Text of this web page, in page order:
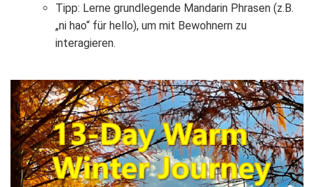
Tipp: Lerne grundlegende Mandarin Phrasen (z.B.
„ni hao“ für hello), um mit Bewohnern zu
interagieren.